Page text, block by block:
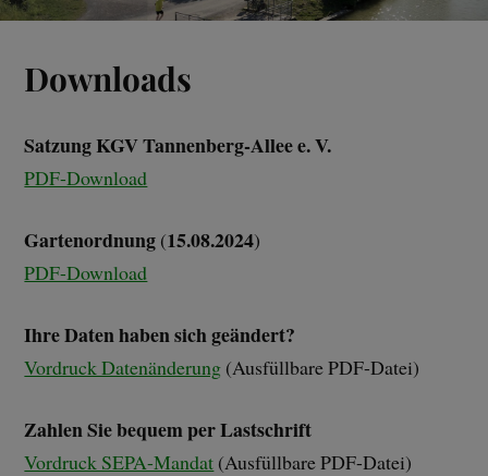
Downloads
Satzung KGV Tannenberg-Allee e. V.
PDF-Download
Gartenordnung (15.08.2024)
PDF-Download
Ihre Daten haben sich geändert?
Vordruck Datenänderung (Ausfüllbare PDF-Datei)
Zahlen Sie bequem per Lastschrift
Vordruck SEPA-Mandat (Ausfüllbare PDF-Datei)